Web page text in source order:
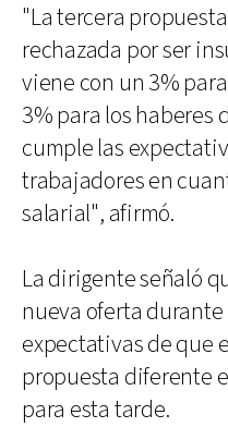
"La tercera
rechazada por ser
viene con un 3%
3% para los haberes
cumple las
trabajadores en
salarial", afirmó.
La dirigente señaló
nueva oferta
expectativas de que
propuesta diferente
para esta tarde.